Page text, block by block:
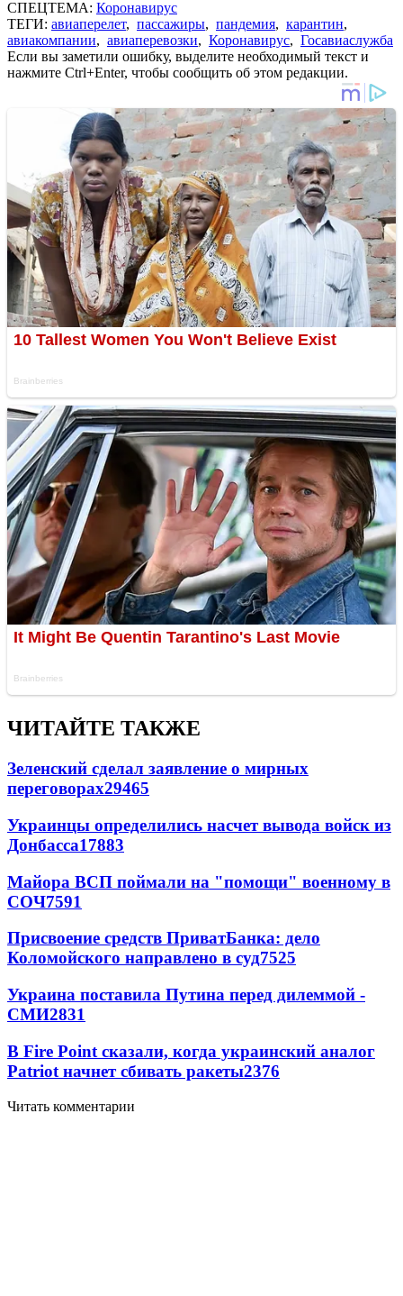
СПЕЦТЕМА: Коронавирус
ТЕГИ: авиаперелет, пассажиры, пандемия, карантин,
авиакомпании, авиаперевозки, Коронавирус, Госавиаслужба
Если вы заметили ошибку, выделите необходимый текст и
нажмите Ctrl+Enter, чтобы сообщить об этом редакции.
ЧИТАЙТЕ ТАКЖЕ
Зеленский сделал заявление о мирных
переговорах29465
Украинцы определились насчет вывода войск из
Донбасса17883
Майора ВСП поймали на "помощи" военному в
СОЧ7591
Присвоение средств ПриватБанка: дело
Коломойского направлено в суд7525
Украина поставила Путина перед дилеммой -
СМИ2831
В Fire Point сказали, когда украинский аналог
Patriot начнет сбивать ракеты2376
Читать комментарии